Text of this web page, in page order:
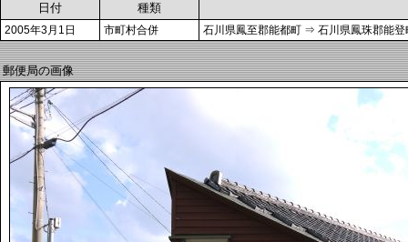
日付
種類
2005年3月1日 市町村合併 石川県鳳至郡能都町 ⇒ 石川県鳳珠郡能登
郵便局の画像